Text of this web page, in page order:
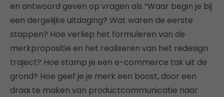
en antwoord geven op vragen als “Waar begin je bij
een dergelijke uitdaging? Wat waren de eerste
stappen? Hoe verliep het formuleren van de
merkpropositie en het realiseren van het redesign
traject? Hoe stamp je een e-commerce tak uit de
grond? Hoe geef je je merk een boost, door een
draai te maken van productcommunicatie naar